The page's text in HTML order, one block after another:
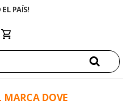
EL PAÍS!
MARCA DOVE